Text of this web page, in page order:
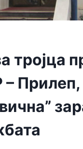
тројца
Прилеп,